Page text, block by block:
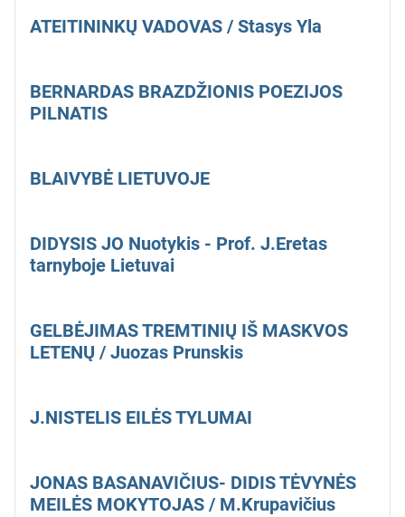
ATEITININKŲ VADOVAS / Stasys Yla
BERNARDAS BRAZDŽIONIS POEZIJOS
PILNATIS
BLAIVYBĖ LIETUVOJE
DIDYSIS JO Nuotykis - Prof. J.Eretas
tarnyboje Lietuvai
GELBĖJIMAS TREMTINIŲ IŠ MASKVOS
LETENŲ / Juozas Prunskis
J.NISTELIS EILĖS TYLUMAI
JONAS BASANAVIČIUS- DIDIS TĖVYNĖS
MEILĖS MOKYTOJAS / M.Krupavičius